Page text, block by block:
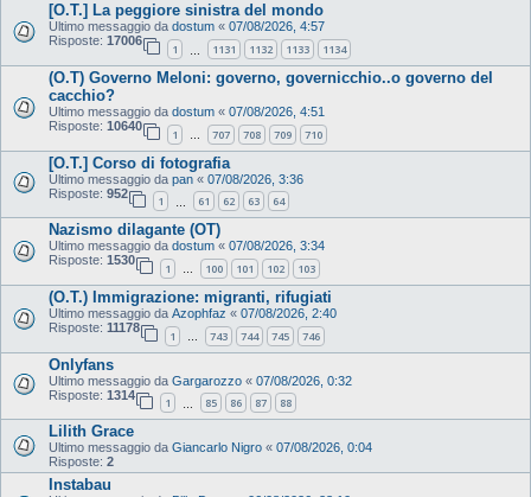
[O.T.] La peggiore sinistra del mondo
Ultimo messaggio da dostum « 07/08/2026, 4:57
Risposte: 17006
1 1131 1132 1133 1134
(O.T) Governo Meloni: governo, governicchio..o governo del
cacchio?
Ultimo messaggio da dostum « 07/08/2026, 4:51
Risposte: 10640
1 … 707 708 709 710
[O.T.] Corso di fotografia
Ultimo messaggio da pan « 07/08/2026, 3:36
Risposte: 952
1 61 62 63 64
Nazismo dilagante (OT)
Ultimo messaggio da dostum « 07/08/2026, 3:34
Risposte: 1530
1 … 100 101 102 103
(O.T.) Immigrazione: migranti, rifugiati
Ultimo messaggio da Azophfaz « 07/08/2026, 2:40
Risposte: 11178
1 … 743 744 745 746
Onlyfans
Ultimo messaggio da Gargarozzo « 07/08/2026, 0:32
Risposte: 1314
1 85 86 87 88
Lilith Grace
Ultimo messaggio da Giancarlo Nigro « 07/08/2026, 0:04
Risposte: 2
Instabau